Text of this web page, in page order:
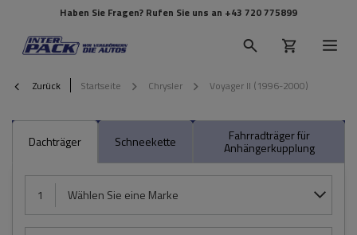
Haben Sie Fragen? Rufen Sie uns an +43 720 775899
Zurück Startseite Chrysler Voyager II (1996-2000)
Dachträger Schneekette Fahrradträger für
Anhängerkupplung
1 Wählen Sie eine Marke